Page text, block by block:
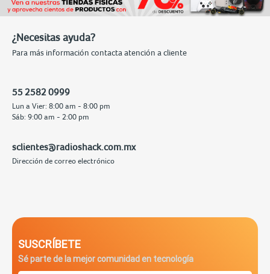
¿Necesitas ayuda?
Para más información contacta atención a cliente
55 2582 0999
Lun a Vier: 8:00 am - 8:00 pm
Sáb: 9:00 am - 2:00 pm
sclientes@radioshack.com.mx
Dirección de correo electrónico
SUSCRÍBETE
Sé parte de la mejor comunidad en tecnología